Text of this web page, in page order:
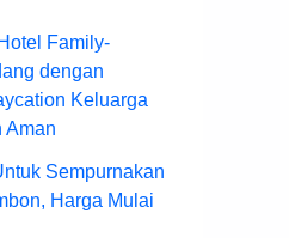
Family-
dengan
Keluarga
Aman
Sempurnakan
Harga Mulai